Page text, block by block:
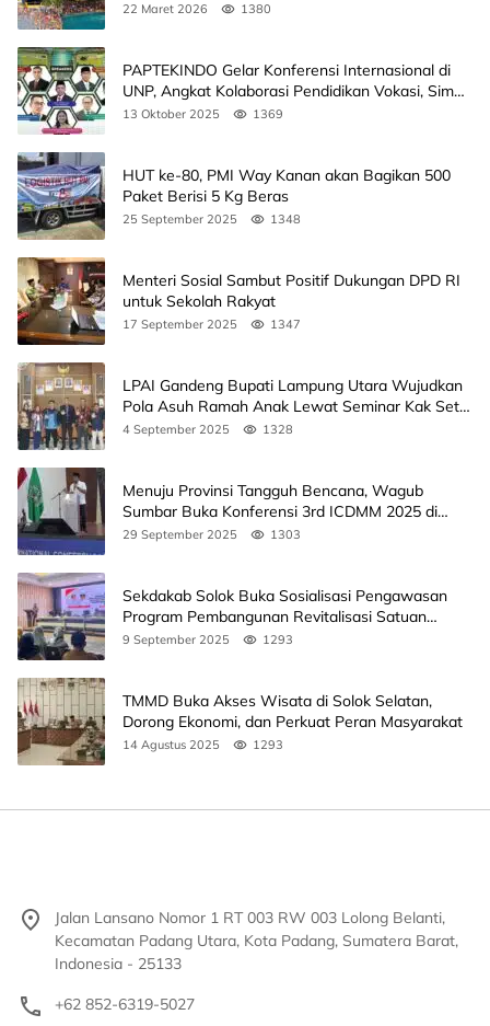
22 Maret 2026 1380
PAPTEKINDO Gelar Konferensi Internasional di
UNP, Angkat Kolaborasi Pendidikan Vokasi, Simak
Agendanya
13 Oktober 2025 1369
HUT ke-80, PMI Way Kanan akan Bagikan 500
Paket Berisi 5 Kg Beras
25 September 2025 1348
Menteri Sosial Sambut Positif Dukungan DPD RI
untuk Sekolah Rakyat
17 September 2025 1347
LPAI Gandeng Bupati Lampung Utara Wujudkan
Pola Asuh Ramah Anak Lewat Seminar Kak Seto,
Ini Jadwalnya
4 September 2025 1328
Menuju Provinsi Tangguh Bencana, Wagub
Sumbar Buka Konferensi 3rd ICDMM 2025 di
Unand
29 September 2025 1303
Sekdakab Solok Buka Sosialisasi Pengawasan
Program Pembangunan Revitalisasi Satuan
Pendidikan
9 September 2025 1293
TMMD Buka Akses Wisata di Solok Selatan,
Dorong Ekonomi, dan Perkuat Peran Masyarakat
14 Agustus 2025 1293
Jalan Lansano Nomor 1 RT 003 RW 003 Lolong Belanti,
Kecamatan Padang Utara, Kota Padang, Sumatera Barat,
Indonesia - 25133
+62 852-6319-5027